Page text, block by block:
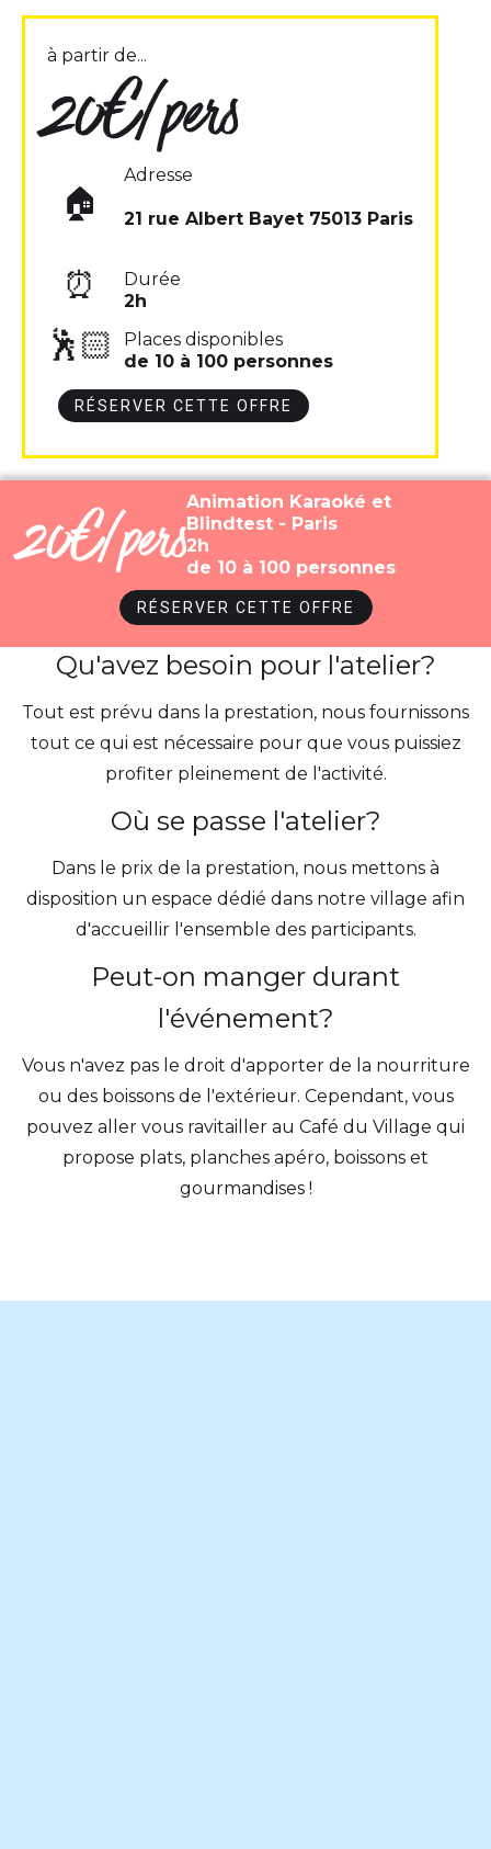
à partir de...
20€/pers
🏠
Adresse
21 rue Albert Bayet 75013 Paris
⏰
Durée
2h
🕺🏻
Places disponibles
de 10 à 100 personnes
RÉSERVER CETTE OFFRE
20€/pers
Animation Karaoké et
Blindtest - Paris
2h
de 10 à 100 personnes
RÉSERVER CETTE OFFRE
Questions fréquentes
Qu'avez besoin pour l'atelier?
Tout est prévu dans la prestation, nous fournissons
tout ce qui est nécessaire pour que vous puissiez
profiter pleinement de l'activité.
Où se passe l'atelier?
Dans le prix de la prestation, nous mettons à
disposition un espace dédié dans notre village afin
d'accueillir l'ensemble des participants.
Peut-on manger durant
l'événement?
Vous n'avez pas le droit d'apporter de la nourriture
ou des boissons de l'extérieur. Cependant, vous
pouvez aller vous ravitailler au Café du Village qui
propose plats, planches apéro, boissons et
gourmandises !